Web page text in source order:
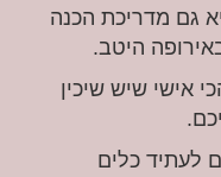
גם מדריכת הכנה
היטב.
אישי שיש שיכין
לעתיד כלים